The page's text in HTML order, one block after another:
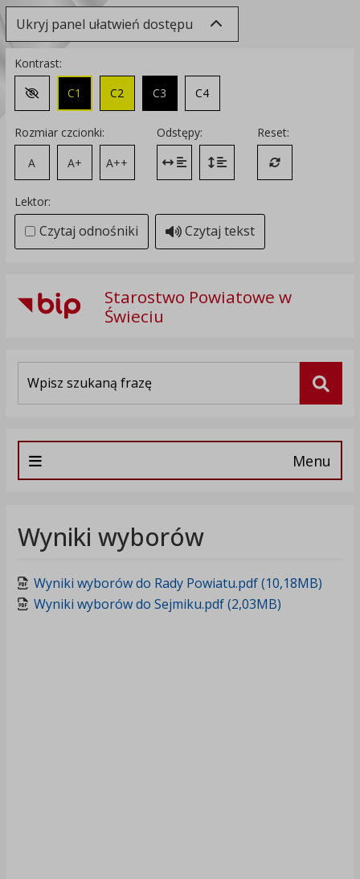
Ukryj panel ułatwień dostępu
Kontrast:
Zmień kontrast na domyślny
C1 C2 C3 C4
Rozmiar czcionki:
A
A+ A++
Odstępy:
Zmień odstęp między literami
Zmień interlinię i margines
Reset:
Przywróć
Lektor:
Czytaj odnośniki Czytaj tekst
Starostwo Powiatowe w
Świeciu
Menu
Wyniki wyborów
Wyniki wyborów do Rady Powiatu.pdf (10,18MB)
Wyniki wyborów do Sejmiku.pdf (2,03MB)